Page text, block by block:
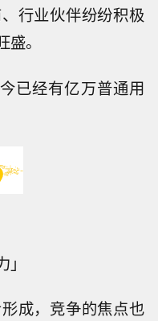
行业伙伴纷纷积极
。
已经有亿万普通用
成，竞争的焦点也